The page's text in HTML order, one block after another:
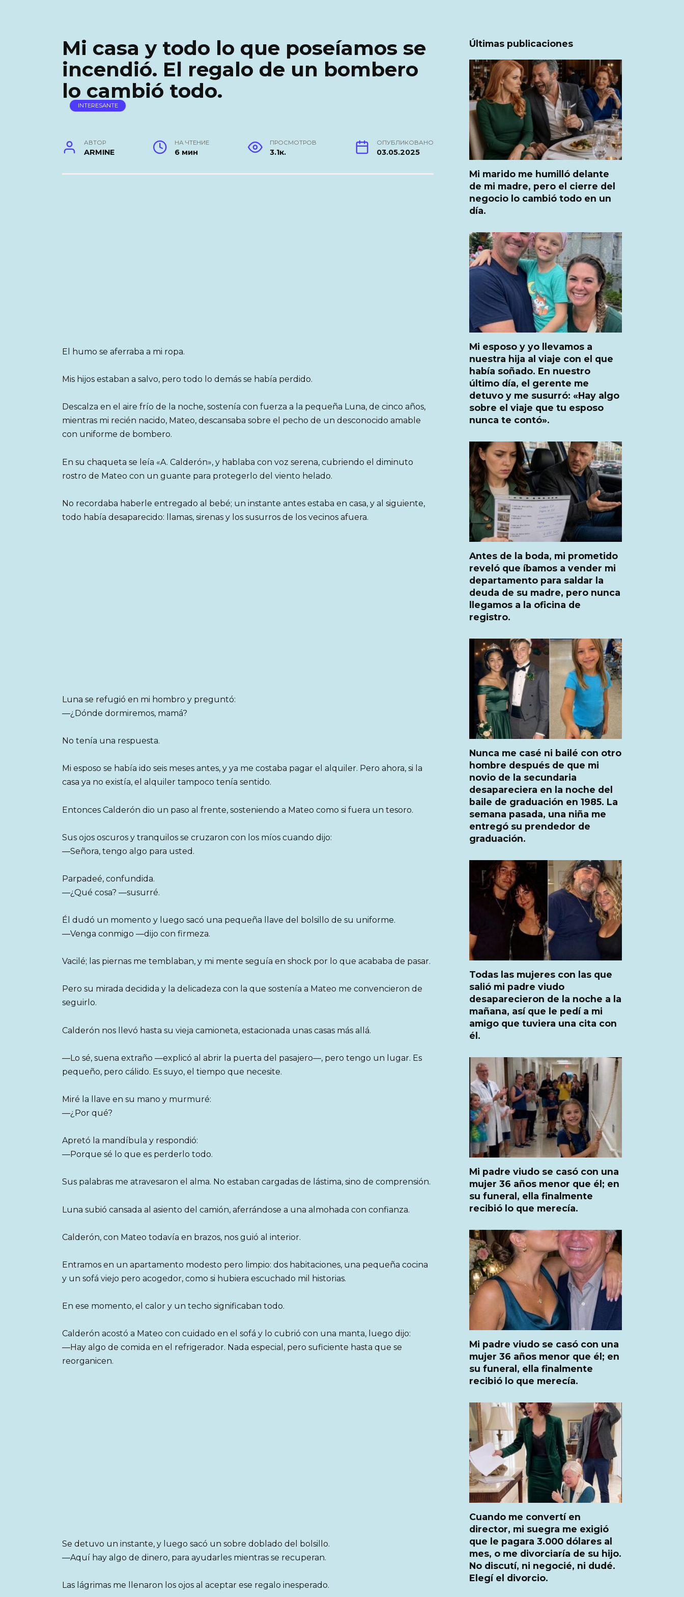
Mi casa y todo lo que poseíamos se
incendió. El regalo de un bombero
lo cambió todo.
INTERESANTE
АВТОР
ARMINE
НА ЧТЕНИЕ
6 мин
ПРОСМОТРОВ
3.1к.
ОПУБЛИКОВАНО
03.05.2025
El humo se aferraba a mi ropa.
Mis hijos estaban a salvo, pero todo lo demás se había perdido.
Descalza en el aire frío de la noche, sostenía con fuerza a la pequeña Luna, de cinco años,
mientras mi recién nacido, Mateo, descansaba sobre el pecho de un desconocido amable
con uniforme de bombero.
En su chaqueta se leía «A. Calderón», y hablaba con voz serena, cubriendo el diminuto
rostro de Mateo con un guante para protegerlo del viento helado.
No recordaba haberle entregado al bebé; un instante antes estaba en casa, y al siguiente,
todo había desaparecido: llamas, sirenas y los susurros de los vecinos afuera.
Luna se refugió en mi hombro y preguntó:
—¿Dónde dormiremos, mamá?
No tenía una respuesta.
Mi esposo se había ido seis meses antes, y ya me costaba pagar el alquiler. Pero ahora, si la
casa ya no existía, el alquiler tampoco tenía sentido.
Entonces Calderón dio un paso al frente, sosteniendo a Mateo como si fuera un tesoro.
Sus ojos oscuros y tranquilos se cruzaron con los míos cuando dijo:
—Señora, tengo algo para usted.
Parpadeé, confundida.
—¿Qué cosa? —susurré.
Él dudó un momento y luego sacó una pequeña llave del bolsillo de su uniforme.
—Venga conmigo —dijo con firmeza.
Vacilé; las piernas me temblaban, y mi mente seguía en shock por lo que acababa de pasar.
Pero su mirada decidida y la delicadeza con la que sostenía a Mateo me convencieron de
seguirlo.
Calderón nos llevó hasta su vieja camioneta, estacionada unas casas más allá.
—Lo sé, suena extraño —explicó al abrir la puerta del pasajero—, pero tengo un lugar. Es
pequeño, pero cálido. Es suyo, el tiempo que necesite.
Miré la llave en su mano y murmuré:
—¿Por qué?
Apretó la mandíbula y respondió:
—Porque sé lo que es perderlo todo.
Sus palabras me atravesaron el alma. No estaban cargadas de lástima, sino de comprensión.
Luna subió cansada al asiento del camión, aferrándose a una almohada con confianza.
Calderón, con Mateo todavía en brazos, nos guió al interior.
Entramos en un apartamento modesto pero limpio: dos habitaciones, una pequeña cocina
y un sofá viejo pero acogedor, como si hubiera escuchado mil historias.
En ese momento, el calor y un techo significaban todo.
Calderón acostó a Mateo con cuidado en el sofá y lo cubrió con una manta, luego dijo:
—Hay algo de comida en el refrigerador. Nada especial, pero suficiente hasta que se
reorganicen.
Se detuvo un instante, y luego sacó un sobre doblado del bolsillo.
—Aquí hay algo de dinero, para ayudarles mientras se recuperan.
Las lágrimas me llenaron los ojos al aceptar ese regalo inesperado.
Últimas publicaciones
Mi marido me humilló delante
de mi madre, pero el cierre del
negocio lo cambió todo en un
día.
Mi esposo y yo llevamos a
nuestra hija al viaje con el que
había soñado. En nuestro
último día, el gerente me
detuvo y me susurró: «Hay algo
sobre el viaje que tu esposo
nunca te contó».
Antes de la boda, mi prometido
reveló que íbamos a vender mi
departamento para saldar la
deuda de su madre, pero nunca
llegamos a la oficina de
registro.
Nunca me casé ni bailé con otro
hombre después de que mi
novio de la secundaria
desapareciera en la noche del
baile de graduación en 1985. La
semana pasada, una niña me
entregó su prendedor de
graduación.
Todas las mujeres con las que
salió mi padre viudo
desaparecieron de la noche a la
mañana, así que le pedí a mi
amigo que tuviera una cita con
él.
Mi padre viudo se casó con una
mujer 36 años menor que él; en
su funeral, ella finalmente
recibió lo que merecía.
Mi padre viudo se casó con una
mujer 36 años menor que él; en
su funeral, ella finalmente
recibió lo que merecía.
Cuando me convertí en
director, mi suegra me exigió
que le pagara 3.000 dólares al
mes, o me divorciaría de su hijo.
No discutí, ni negocié, ni dudé.
Elegí el divorcio.